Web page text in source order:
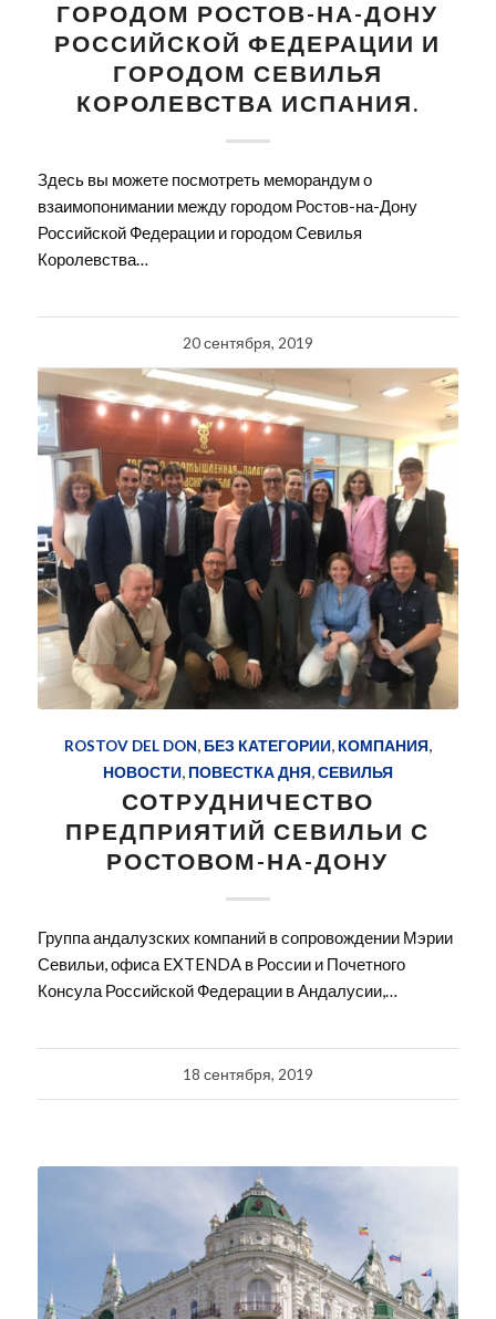
ГОРОДОМ РОСТОВ-НА-ДОНУ
РОССИЙСКОЙ ФЕДЕРАЦИИ И
ГОРОДОМ СЕВИЛЬЯ
КОРОЛЕВСТВА ИСПАНИЯ.
Здесь вы можете посмотреть меморандум о
взаимопонимании между городом Ростов-на-Дону
Российской Федерации и городом Севилья
Королевства…
20 сентября, 2019
ROSTOV DEL DON, БЕЗ КАТЕГОРИИ, КОМПАНИЯ,
НОВОСТИ, ПОВЕСТКА ДНЯ,СЕВИЛЬЯ
СОТРУДНИЧЕСТВО
ПРЕДПРИЯТИЙ СЕВИЛЬИ С
РОСТОВОМ-НА-ДОНУ
Группа андалузских компаний в сопровождении Мэрии
Севильи, офиса EXTENDA в России и Почетного
Консула Российской Федерации в Андалусии,…
18 сентября, 2019